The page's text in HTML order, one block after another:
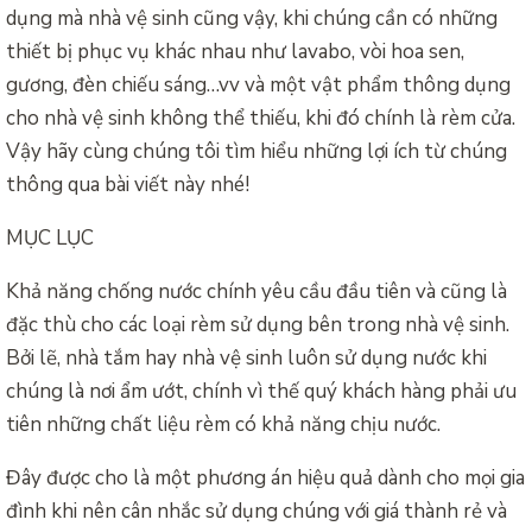
dụng mà nhà vệ sinh cũng vậy, khi chúng cần có những
thiết bị phục vụ khác nhau như lavabo, vòi hoa sen,
gương, đèn chiếu sáng…vv và một vật phẩm thông dụng
cho nhà vệ sinh không thể thiếu, khi đó chính là rèm cửa.
Vậy hãy cùng chúng tôi tìm hiểu những lợi ích từ chúng
thông qua bài viết này nhé!
MỤC LỤC
Khả năng chống nước chính yêu cầu đầu tiên và cũng là
đặc thù cho các loại rèm sử dụng bên trong nhà vệ sinh.
Bởi lẽ, nhà tắm hay nhà vệ sinh luôn sử dụng nước khi
chúng là nơi ẩm ướt, chính vì thế quý khách hàng phải ưu
tiên những chất liệu rèm có khả năng chịu nước.
Đây được cho là một phương án hiệu quả dành cho mọi gia
đình khi nên cân nhắc sử dụng chúng với giá thành rẻ và